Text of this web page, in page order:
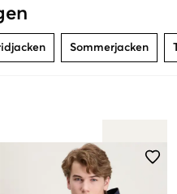
Sommerjacken